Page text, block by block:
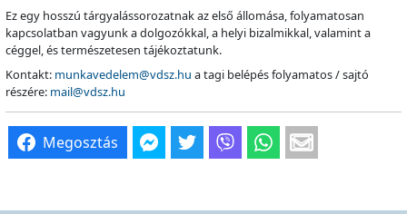
Ez egy hosszú tárgyalássorozatnak az első állomása, folyamatosan
kapcsolatban vagyunk a dolgozókkal, a helyi bizalmikkal, valamint a
céggel, és természetesen tájékoztatunk.
Kontakt: munkavedelem@vdsz.hu a tagi belépés folyamatos / sajtó
részére: mail@vdsz.hu
Megosztás